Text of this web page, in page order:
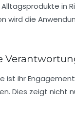
Alltagsprodukte in
wird die
ist ihr
Dies zeigt nicht